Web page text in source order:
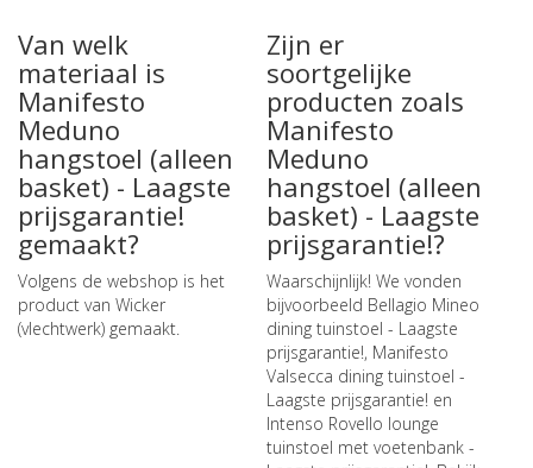
Van welk
materiaal is
Manifesto
Meduno
hangstoel (alleen
basket) - Laagste
prijsgarantie!
gemaakt?
Volgens de webshop is het
product van Wicker
(vlechtwerk) gemaakt.
Zijn er
soortgelijke
producten zoals
Manifesto
Meduno
hangstoel (alleen
basket) - Laagste
prijsgarantie!?
Waarschijnlijk! We vonden
bijvoorbeeld Bellagio Mineo
dining tuinstoel - Laagste
prijsgarantie!, Manifesto
Valsecca dining tuinstoel -
Laagste prijsgarantie!en
Intenso Rovello lounge
tuinstoel met voetenbank -